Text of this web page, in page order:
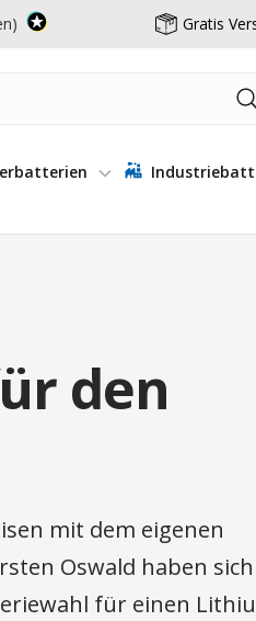
Gratis
den
mit dem eigenen
Oswald haben
für einen